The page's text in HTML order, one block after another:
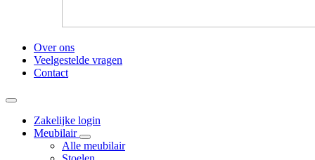
Over ons
Veelgestelde vragen
Contact
Zakelijke login
Meubilair
Alle meubilair